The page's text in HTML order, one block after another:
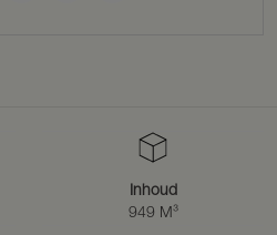
Inhoud
949 M³